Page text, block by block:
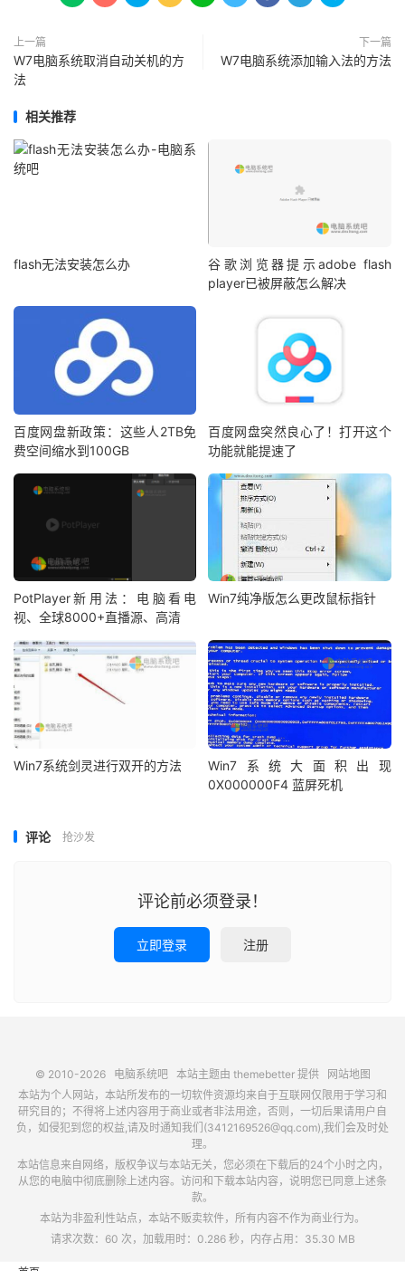
上一篇
W7电脑系统取消自动关机的方
法
下一篇
W7电脑系统添加输入法的方法
相关推荐
flash无法安装怎么办
谷歌浏览器提示adobe flash
player已被屏蔽怎么解决
百度网盘新政策：这些人2TB免
费空间缩水到100GB
百度网盘突然良心了！打开这个
功能就能提速了
PotPlayer新用法：电脑看电
视、全球8000+直播源、高清
Win7纯净版怎么更改鼠标指针
Win7系统剑灵进行双开的方法
Win7系统大面积出现
0X000000F4 蓝屏死机
评论 抢沙发
评论前必须登录！
立即登录 注册
© 2010-2026 电脑系统吧本站主题由 themebetter提供
网站地图
本站为个人网站，本站所发布的一切软件资源均来自于互联网仅限用于学习和
研究目的；不得将上述内容用于商业或者非法用途，否则，一切后果请用户自
负，如侵犯到您的权益,请及时通知我们(3412169526@qq.com),我们会及时处
理。
本站信息来自网络，版权争议与本站无关，您必须在下载后的24个小时之内，
从您的电脑中彻底删除上述内容。访问和下载本站内容，说明您已同意上述条
款。
本站为非盈利性站点，本站不贩卖软件，所有内容不作为商业行为。
请求次数：60 次，加载用时：0.286 秒，内存占用：35.30 MB